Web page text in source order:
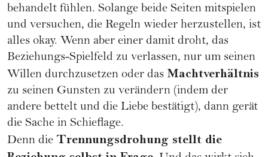
behandelt fühlen. Solange beide Seiten mitspielen
und versuchen, die Regeln wieder herzustellen, ist
alles okay. Wenn aber einer damit droht, das
Beziehungs-Spielfeld zu verlassen, nur um seinen
Willen durchzusetzen oder das Machtverhältnis
zu seinen Gunsten zu verändern (indem der
andere bettelt und die Liebe bestätigt), dann gerät
die Sache in Schieflage.
Denn die Trennungsdrohung stellt die